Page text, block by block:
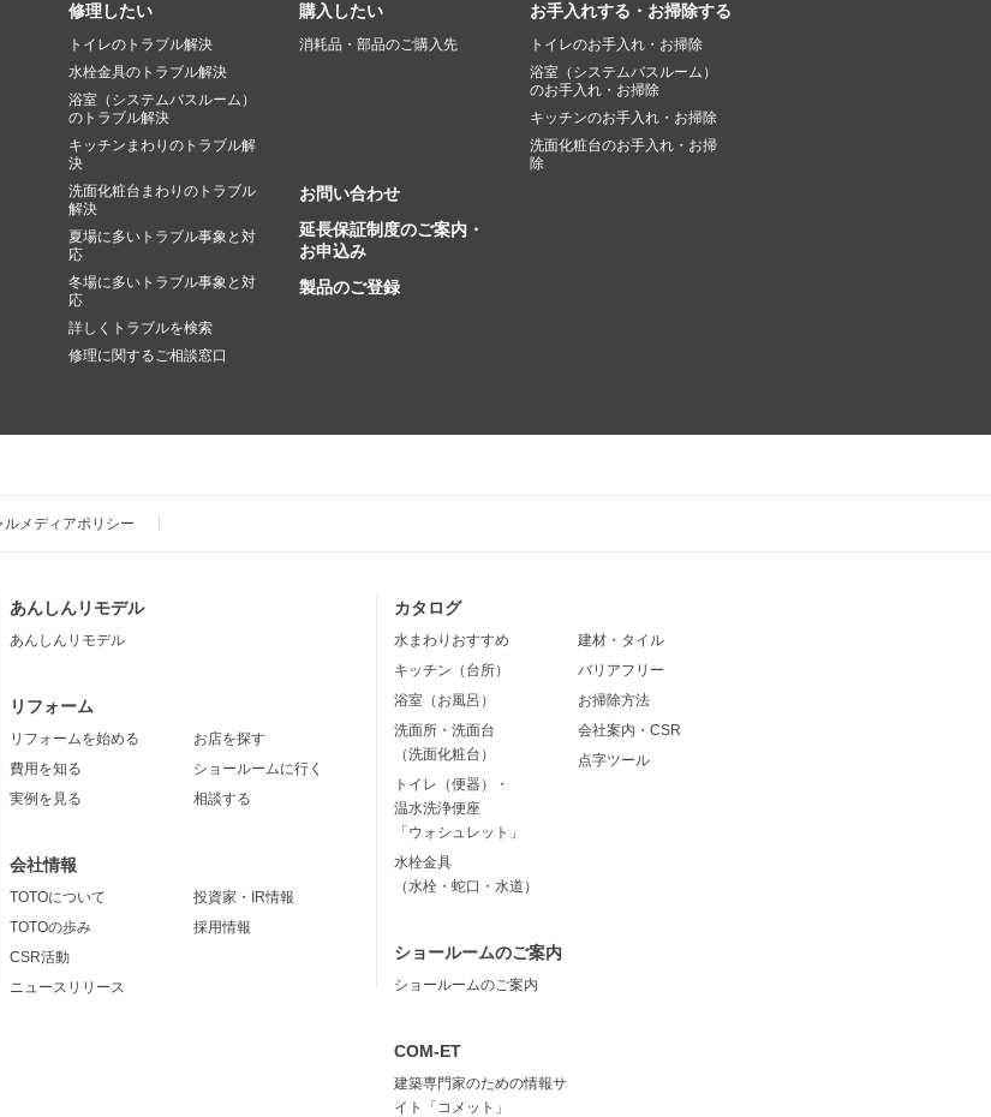
修理したい
トイレのトラブル解決
水栓金具のトラブル解決
浴室（システムバスルーム）
のトラブル解決
キッチンまわりのトラブル解
決
洗面化粧台まわりのトラブル
解決
夏場に多いトラブル事象と対
応
冬場に多いトラブル事象と対
応
詳しくトラブルを検索
修理に関するご相談窓口
購入したい
消耗品・部品のご購入先
お手入れする・お掃除する
トイレのお手入れ・お掃除
浴室（システムバスルーム）
のお手入れ・お掃除
キッチンのお手入れ・お掃除
洗面化粧台のお手入れ・お掃
除
お問い合わせ
延長保証制度のご案内・
お申込み
製品のご登録
ルメディアポリシー
あんしんリモデル
あんしんリモデル
リフォーム
リフォームを始める
費用を知る
実例を見る
お店を探す
ショールームに行く
相談する
会社情報
TOTOについて
TOTOの歩み
CSR活動
ニュースリリース
投資家・IR情報
採用情報
カタログ
水まわりおすすめ
キッチン（台所）
浴室（お風呂）
洗面所・洗面台
（洗面化粧台）
トイレ（便器）・
温水洗浄便座
「ウォシュレット」
水栓金具
（水栓・蛇口・水道）
建材・タイル
バリアフリー
お掃除方法
会社案内・CSR
点字ツール
ショールームのご案内
ショールームのご案内
COM-ET
建築専門家のための情報サ
イト「コメット」